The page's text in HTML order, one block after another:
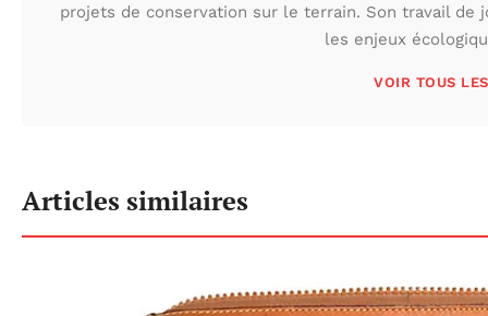
projets de conservation sur le terrain. Son travail de
les enjeux
VOIR TOUS
Articles similaires